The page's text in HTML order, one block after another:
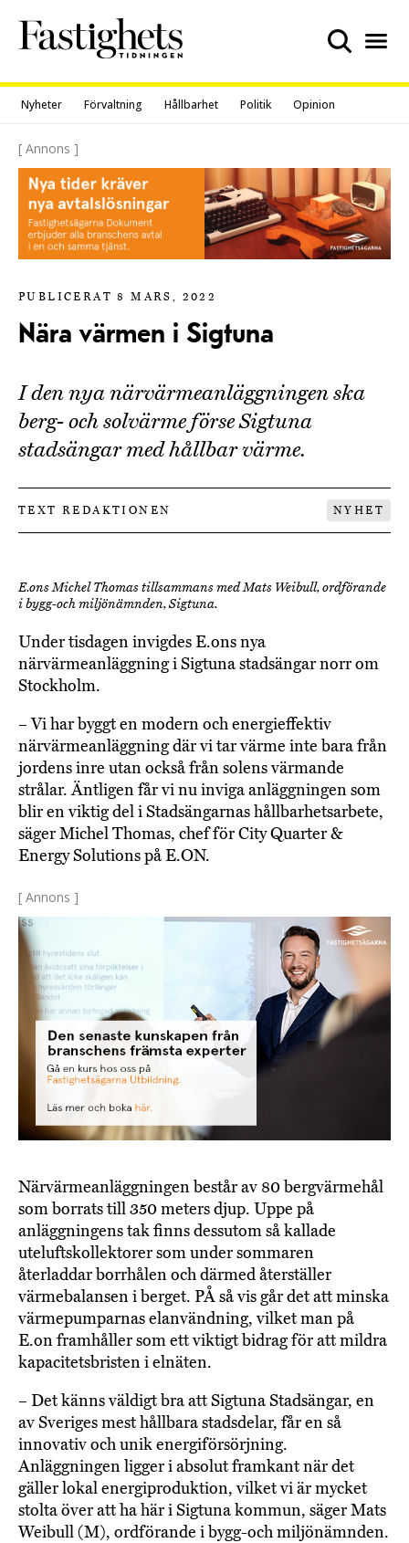
content
Nyheter Förvaltning Hållbarhet Politik Opinion
[ Annons ]
PUBLICERAT 8 MARS, 2022
Nära värmen i Sigtuna
I den nya närvärmeanläggningen ska
berg- och solvärme förse Sigtuna
stadsängar med hållbar värme.
TEXT REDAKTIONEN NYHET
E.ons Michel Thomas tillsammans med Mats Weibull, ordförande
i bygg-och miljönämnden, Sigtuna.
Under tisdagen invigdes E.ons nya
närvärmeanläggning i Sigtuna stadsängar norr om
Stockholm.
– Vi har byggt en modern och energieffektiv
närvärmeanläggning där vi tar värme inte bara från
jordens inre utan också från solens värmande
strålar. Äntligen får vi nu inviga anläggningen som
blir en viktig del i Stadsängarnas hållbarhetsarbete,
säger Michel Thomas, chef för City Quarter &
Energy Solutions på E.ON.
[ Annons ]
Närvärmeanläggningen består av 80 bergvärmehål
som borrats till 350 meters djup. Uppe på
anläggningens tak finns dessutom så kallade
uteluftskollektorer som under sommaren
återladdar borrhålen och därmed återställer
värmebalansen i berget. PÅ så vis går det att minska
värmepumparnas elanvändning, vilket man på
E.on framhåller som ett viktigt bidrag för att mildra
kapacitetsbristen i elnäten.
– Det känns väldigt bra att Sigtuna Stadsängar, en
av Sveriges mest hållbara stadsdelar, får en så
innovativ och unik energiförsörjning.
Anläggningen ligger i absolut framkant när det
gäller lokal energiproduktion, vilket vi är mycket
stolta över att ha här i Sigtuna kommun, säger Mats
Weibull (M), ordförande i bygg-och miljönämnden.